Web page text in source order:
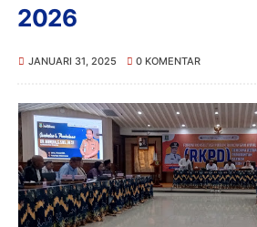
2026
JANUARI 31, 2025 0 KOMENTAR